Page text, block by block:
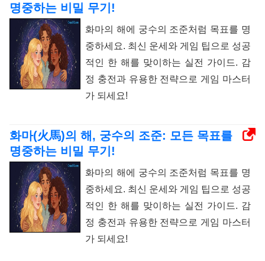
명중하는 비밀 무기!
화마의 해에 궁수의 조준처럼 목표를 명
중하세요. 최신 운세와 게임 팁으로 성공
적인 한 해를 맞이하는 실전 가이드. 감
정 충전과 유용한 전략으로 게임 마스터
가 되세요!
화마(火馬)의 해, 궁수의 조준: 모든 목표를
명중하는 비밀 무기!
화마의 해에 궁수의 조준처럼 목표를 명
중하세요. 최신 운세와 게임 팁으로 성공
적인 한 해를 맞이하는 실전 가이드. 감
정 충전과 유용한 전략으로 게임 마스터
가 되세요!